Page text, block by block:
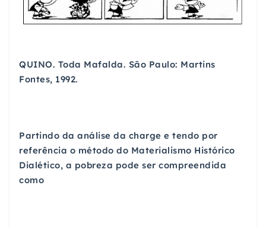
QUINO. Toda Mafalda. São Paulo: Martins
Fontes, 1992.
Partindo da análise da charge e tendo por
referência o método do Materialismo Histórico
Dialético, a pobreza pode ser compreendida
como